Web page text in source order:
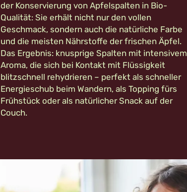
der Konservierung von Apfelspalten in Bio-
Qualität: Sie erhält nicht nur den vollen
Geschmack, sondern auch die natürliche Farbe
und die meisten Nährstoffe der frischen Äpfel.
Das Ergebnis: knusprige Spalten mit intensivem
Aroma, die sich bei Kontakt mit Flüssigkeit
blitzschnell rehydrieren – perfekt als schneller
Energieschub beim Wandern, als Topping fürs
Frühstück oder als natürlicher Snack auf der
Couch.